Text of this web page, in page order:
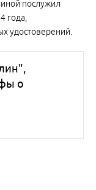
послужил
года,
удостоверений.
о